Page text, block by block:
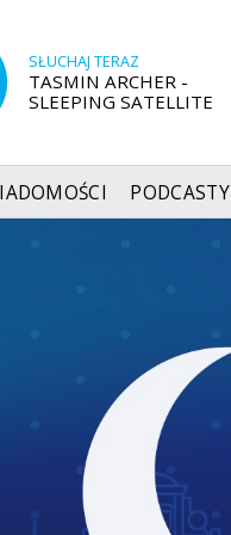
SŁUCHAJ TERAZ
TASMIN ARCHER -
SLEEPING SATELLITE
PODCASTY